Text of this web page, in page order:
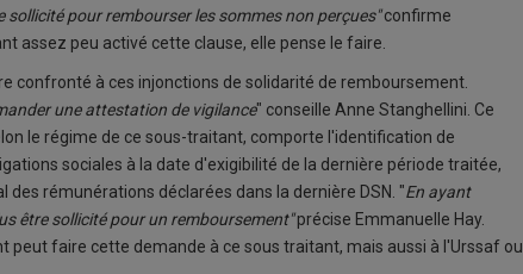
pour rembourser les sommes non perçues"confirme
assez peu activé cette clause, elle pense le faire.
confronté à ces injonctions de solidarité de remboursement.
une attestation de vigilance" conseille Anne Stanghellini. Ce
le régime de ce sous-traitant, comporte l'identification de
sociales à la date d'exigibilité de la dernière période traitée,
rémunérations déclarées dans la dernière DSN. "En ayant
être sollicité pour un remboursement"précise Emmanuelle Hay.
peut faire cette demande à ce sous traitant, mais aussi à l'Urssaf ou